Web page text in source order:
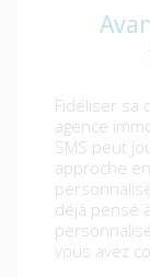
Fidéliser sa
agence
SMS peut
approche
déjà pensé
vous avez